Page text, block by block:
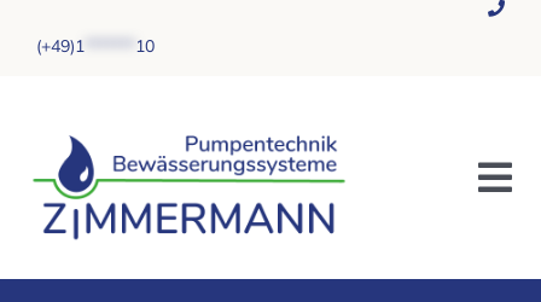
Inhalt
(+49)1******* 10